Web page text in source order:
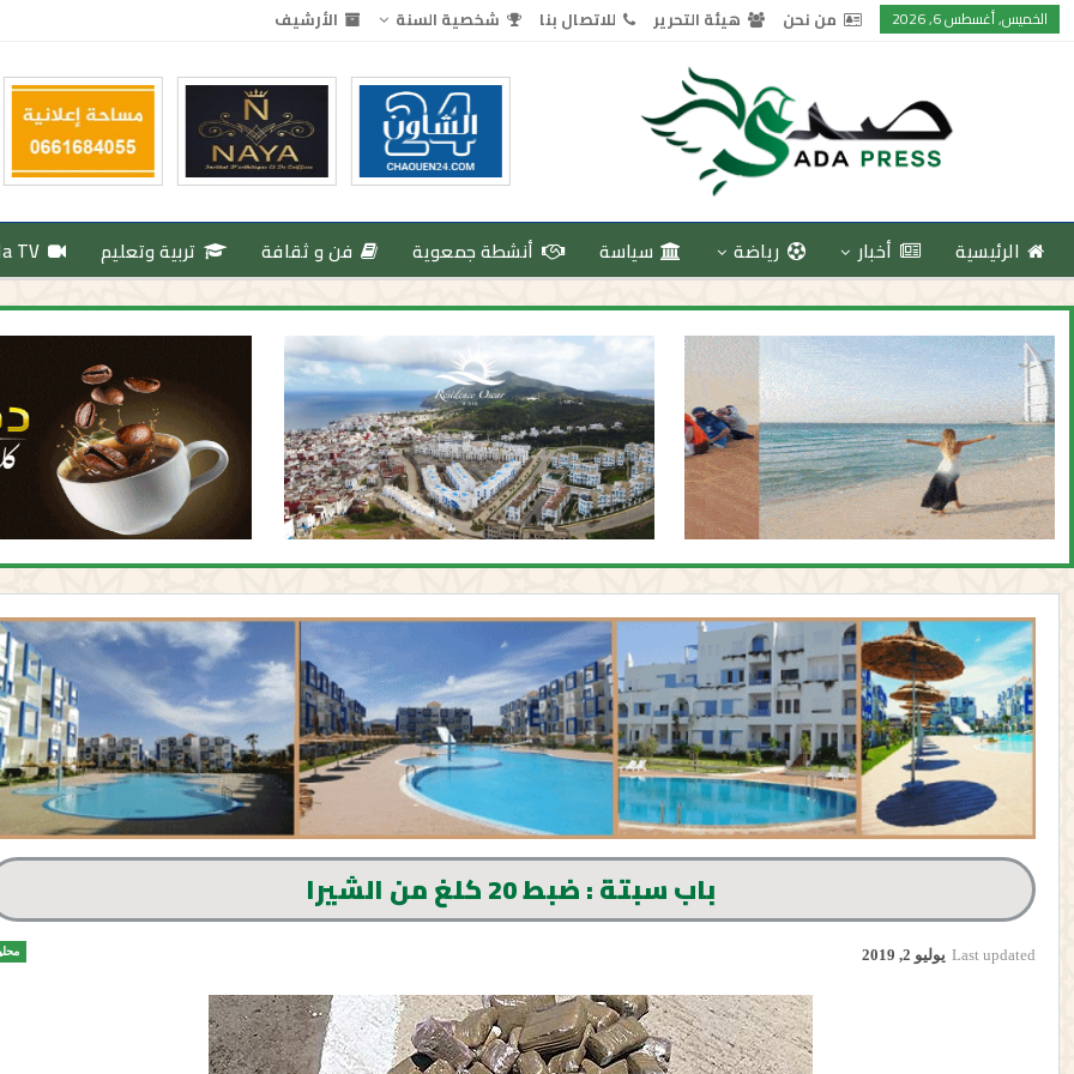
الخميس, أغسطس 6, 2026 من نحن هيئة التحرير للاتصال بنا شخصية السنة الأرشيف
الرئيسية أخبار رياضة سياسة أنشطة جمعوية فن و ثقافة تربية وتعليم TV
باب سبتة : ضبط 20 كلغ من الشيرا
Last updated يوليو 2, 2019